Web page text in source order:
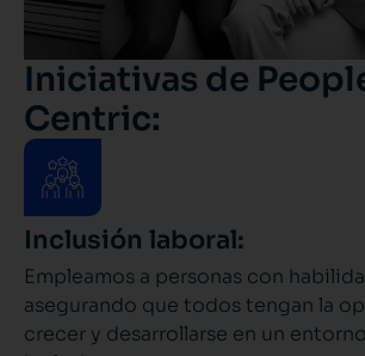
Iniciativas de
Centric:
Inclusión laboral:
Empleamos a personas con
asegurando que todos tengan la
crecer y desarrollarse en un